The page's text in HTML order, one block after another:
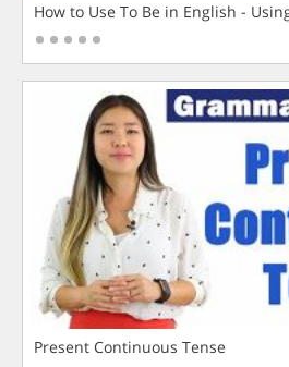
How to Use To Be in English -
Present Continuous Tense